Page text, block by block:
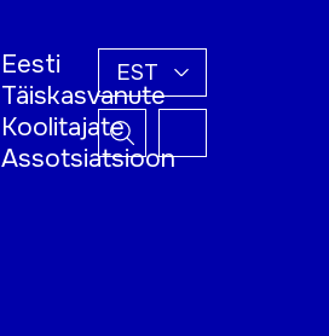
Eesti
Täiskasvanute
Koolitajate
Assotsiatsioon
EST